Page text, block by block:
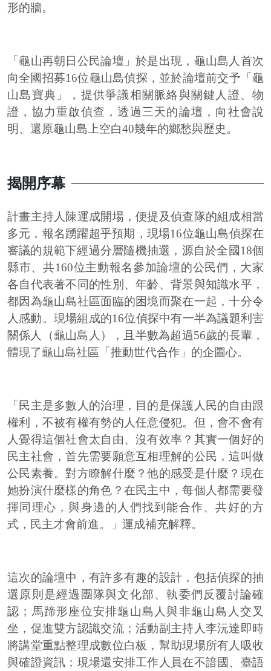
形的牆。
「龜山再朝日公民論壇」於是出現，龜山島人首次
向全國招募16位龜山島偵探，並於論壇前交予「龜
山島寶典」，提供爭議相關脈絡與關鍵人證、物
證，協力重啟偵查，透過三天的論壇，向社會說
明、還原龜山島上空白40幾年的鄉愁與歷史。
揭開序幕
計畫主持人陳運成開場，便提及偵查隊的組成相當
多元，報名踴躍超乎預期，現場16位龜山島偵探在
審議的規範下經過分層隨機抽選，源自於全國18個
縣市、共160位主動報名參加論壇的公民們，大家
各自代表著不同的性別、年齡、背景與知識水平，
都因為龜山島社區面臨的困境而聚在一起，十分令
人感動。現場組成的16位偵探中有一半為議題利害
關係人（龜山島人），且半數為超過56歲的長輩，
體現了龜山島社區「推動世代合作」的企圖心。
「民主是多數人的治理，目的是保護人民的自由跟
權利，不被有權有勢的人任意侵犯。但，會不會有
人覺得這個社會太自由、沒有效率？其實一個好的
民主社會，首先需要願意互相理解的公民，這叫做
公民素養。對方瞭解什麼？他的感受是什麼？現在
她扮演什麼樣的角色？在民主中，每個人都需要發
揮同理心，與身邊的人們找到能合作、共好的方
式，民主才會前進。」運成補充解釋。
這次的論壇中，有許多有趣的設計，包括偵探的抽
選原則是經過團隊與文化部、執委們反覆討論確
認；馬蹄形座位安排龜山島人與非龜山島人交叉
坐，促進雙方認識交流；活動副主持人李沅達即時
將講堂重點整理成數位白板，幫助現場所有人吸收
與確證資訊；現場還安排工作人員在不諳國、臺語